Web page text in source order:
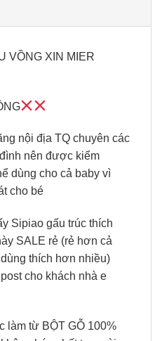
VỒNG XIN MIER
nội địa TQ chuyên các
nên được kiểm
dùng cho cả baby vì
cho bé
Sipiao gấu trúc thích
SALE rẻ (rẻ hơn cả
thích hơn nhiều)
cho khách nhà e
làm từ BỘT GỖ 100%